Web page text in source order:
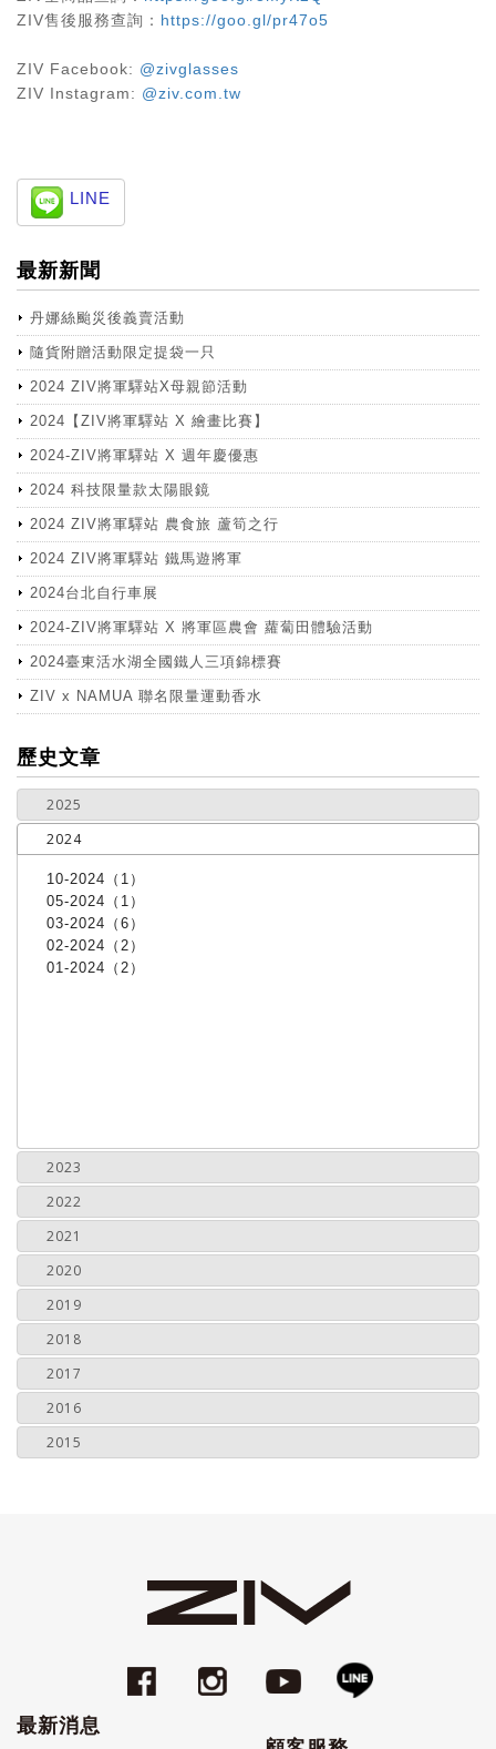
ZIV售後服務查詢： https://goo.gl/pr47o5
ZIV Facebook: @zivglasses
ZIV Instagram: @ziv.com.tw
LINE
最新新聞
丹娜絲颱災後義賣活動
隨貨附贈活動限定提袋一只
2024 ZIV將軍驛站X母親節活動
2024【ZIV將軍驛站 X 繪畫比賽】
2024-ZIV將軍驛站 X 週年慶優惠
2024 科技限量款太陽眼鏡
2024 ZIV將軍驛站 農食旅 蘆筍之行
2024 ZIV將軍驛站 鐵馬遊將軍
2024台北自行車展
2024-ZIV將軍驛站 X 將軍區農會 蘿蔔田體驗活動
2024臺東活水湖全國鐵人三項錦標賽
ZIV x NAMUA 聯名限量運動香水
more
歷史文章
2025
2024
10-2024（1）
05-2024（1）
03-2024（6）
02-2024（2）
01-2024（2）
2023
2022
2021
2020
2019
2018
2017
2016
2015
最新消息